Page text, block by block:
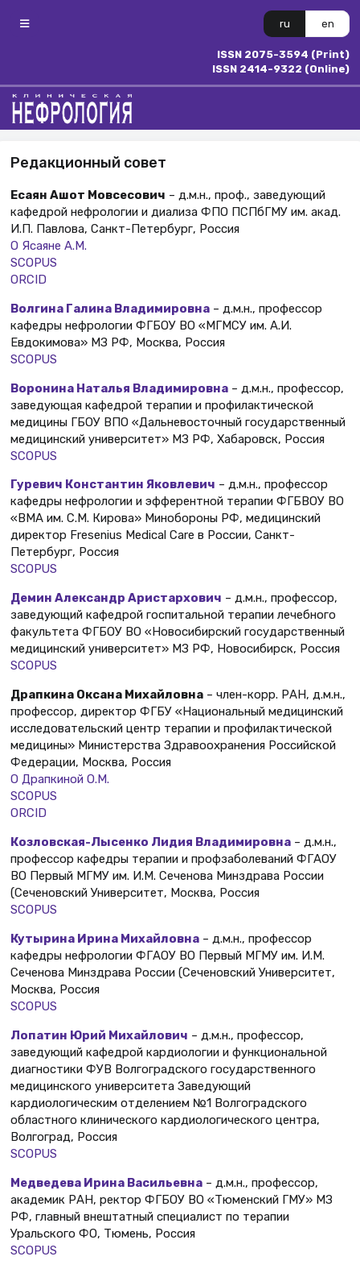
ru en
ISSN 2075-3594 (Print)
ISSN 2414-9322 (Online)
Редакционный совет
Есаян Ашот Мовсесович – д.м.н., проф., заведующий
кафедрой нефрологии и диализа ФПО ПСПбГМУ им. акад.
И.П. Павлова, Санкт-Петербург, Россия
О Ясаяне А.М.
SCOPUS
ORCID
Волгина Галина Владимировна – д.м.н., профессор
кафедры нефрологии ФГБОУ ВО «МГМСУ им. А.И.
Евдокимова» МЗ РФ, Москва, Россия
SCOPUS
Воронина Наталья Владимировна – д.м.н., профессор,
заведующая кафедрой терапии и профилактической
медицины ГБОУ ВПО «Дальневосточный государственный
медицинский университет» МЗ РФ, Хабаровск, Россия
SCOPUS
Гуревич Константин Яковлевич – д.м.н., профессор
кафедры нефрологии и эфферентной терапии ФГБВОУ ВО
«ВМА им. С.М. Кирова» Минобороны РФ, медицинский
директор Fresenius Medical Care в России, Санкт-
Петербург, Россия
SCOPUS
Демин Александр Аристархович – д.м.н., профессор,
заведующий кафедрой госпитальной терапии лечебного
факультета ФГБОУ ВО «Новосибирский государственный
медицинский университет» МЗ РФ, Новосибирск, Россия
SCOPUS
Драпкина Оксана Михайловна – член-корр. РАН, д.м.н.,
профессор, директор ФГБУ «Национальный медицинский
исследовательский центр терапии и профилактической
медицины» Министерства Здравоохранения Российской
Федерации, Москва, Россия
О Драпкиной О.М.
SCOPUS
ORCID
Козловская-Лысенко Лидия Владимировна – д.м.н.,
профессор кафедры терапии и профзаболеваний ФГАОУ
ВО Первый МГМУ им. И.М. Сеченова Минздрава России
(Сеченовский Университет, Москва, Россия
SCOPUS
Кутырина Ирина Михайловна – д.м.н., профессор
кафедры нефрологии ФГАОУ ВО Первый МГМУ им. И.М.
Сеченова Минздрава России (Сеченовский Университет,
Москва, Россия
SCOPUS
Лопатин Юрий Михайлович – д.м.н., профессор,
заведующий кафедрой кардиологии и функциональной
диагностики ФУВ Волгоградского государственного
медицинского университета Заведующий
кардиологическим отделением №1 Волгоградского
областного клинического кардиологического центра,
Волгоград, Россия
SCOPUS
Медведева Ирина Васильевна – д.м.н., профессор,
академик РАН, ректор ФГБОУ ВО «Тюменский ГМУ» МЗ
РФ, главный внештатный специалист по терапии
Уральского ФО, Тюмень, Россия
SCOPUS